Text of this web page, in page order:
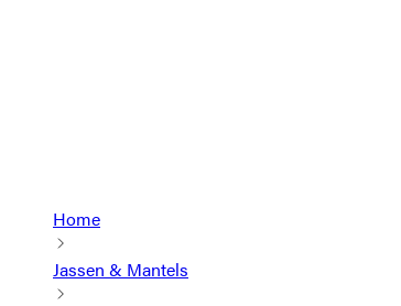
Home
Jassen & Mantels